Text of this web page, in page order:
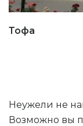
Тофа
Неужели не
Возможно вы